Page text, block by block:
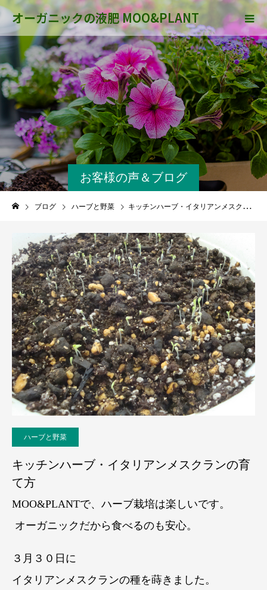
オーガニックの液肥 MOO&PLANT
お客様の声＆ブログ
ブログ ハーブと野菜 キッチンハーブ・イタリアンメスクランの育て方
ハーブと野菜
キッチンハーブ・イタリアンメスクランの育
て方
MOO&PLANTで、ハーブ栽培は楽しいです。
オーガニックだから食べるのも安心。
３月３０日に
イタリアンメスクランの種を蒔きました。